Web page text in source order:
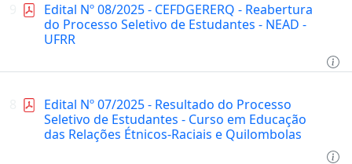
Edital Nº 08/2025 - CEFDGERERQ - Reabertura
do Processo Seletivo de Estudantes - NEAD -
UFRR
Edital Nº 07/2025 - Resultado do Processo
Seletivo de Estudantes - Curso em Educação
das Relações Étnicos-Raciais e Quilombolas